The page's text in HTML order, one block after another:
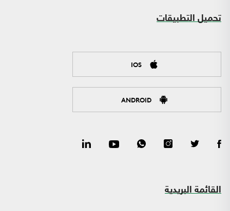
تحميل التطبيقات
IOS
ANDROID
القائمة البريدية